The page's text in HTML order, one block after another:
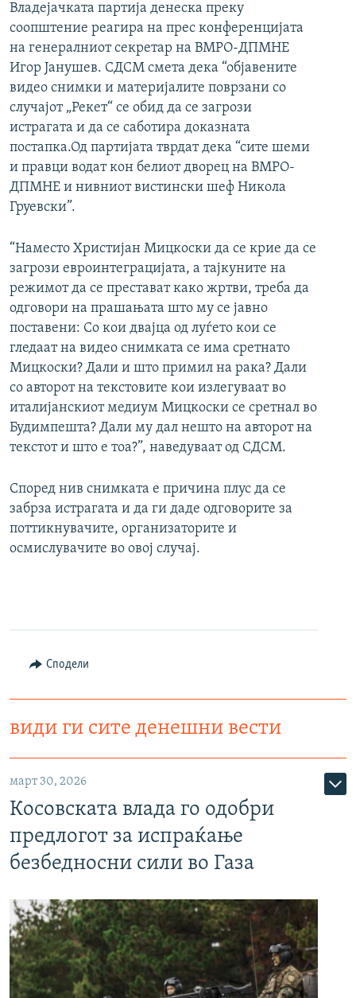
Владејачката партија денеска преку
соопштение реагира на прес конференцијата
на генералниот секретар на ВМРО-ДПМНЕ
Игор Јанушев. СДСМ смета дека “објавените
видео снимки и материјалите поврзани со
случајот „Рекет“ се обид да се загрози
истрагата и да се саботира доказната
постапка.Од партијата тврдат дека “сите шеми
и правци водат кон белиот дворец на ВМРО-
ДПМНЕ и нивниот вистински шеф Никола
Груевски”.
“Наместо Христијан Мицкоски да се крие да се
загрози евроинтеграцијата, а тајкуните на
режимот да се престават како жртви, треба да
одговори на прашањата што му се јавно
поставени: Со кои двајца од луѓето кои се
гледаат на видео снимката се има сретнато
Мицкоски? Дали и што примил на рака? Дали
со авторот на текстовите кои излегуваат во
италијанскиот медиум Мицкоски се сретнал во
Будимпешта? Дали му дал нешто на авторот на
текстот и што е тоа?”, наведуваат од СДСМ.
Според нив снимката е причина плус да се
забрза истрагата и да ги даде одговорите за
поттикнувачите, организаторите и
осмислувачите во овој случај.
Сподели
види ги сите денешни вести
март 30, 2026
Косовската влада го одобри
предлогот за испраќање
безбедносни сили во Газа